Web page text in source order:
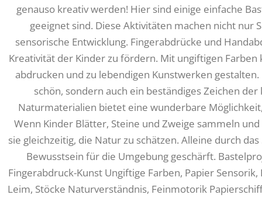
genauso kreativ werden! Hier sind einige einfache
geeignet sind. Diese Aktivitäten machen nicht nur
sensorische Entwicklung. Fingerabdrücke und
Kreativität der Kinder zu fördern. Mit ungiftigen
abdrucken und zu lebendigen Kunstwerken
schön, sondern auch ein beständiges Zeichen
Naturmaterialien bietet eine wunderbare
Wenn Kinder Blätter, Steine und Zweige sammeln
sie gleichzeitig, die Natur zu schätzen. Alleine durch
Bewusstsein für die Umgebung geschärft.
Fingerabdruck-Kunst Ungiftige Farben, Papier
Leim, Stöcke Naturverständnis, Feinmotorik